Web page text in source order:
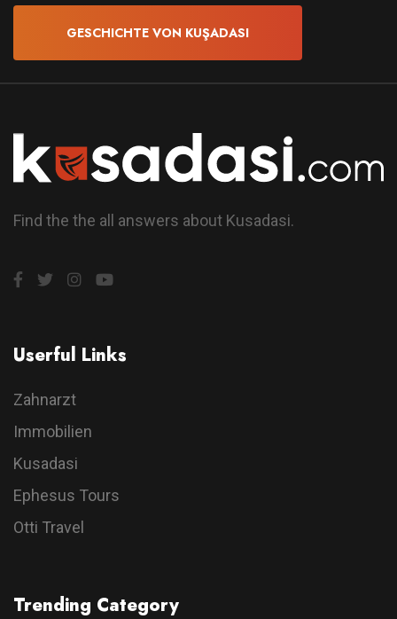
GESCHICHTE VON KUŞADASI
Find the the all answers about Kusadasi.
Userful Links
Zahnarzt
Immobilien
Kusadasi
Ephesus Tours
Otti Travel
Trending Category